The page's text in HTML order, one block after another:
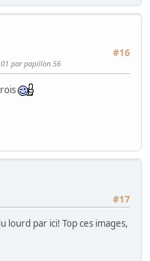
#16
par papillon.56
#17
lourd par ici! Top ces images,